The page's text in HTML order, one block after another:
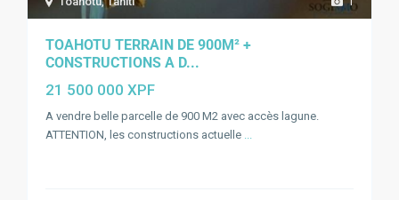
TOAHOTU TERRAIN DE 900M² +
CONSTRUCTIONS A D...
21 500 000 XPF
A vendre belle parcelle de 900 M2 avec accès lagune.
ATTENTION, les constructions actuelle ...